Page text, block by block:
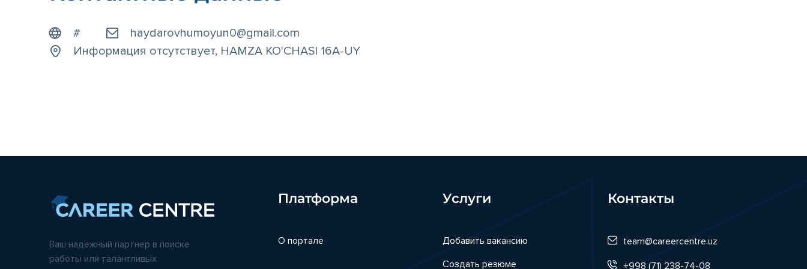
#
haydarovhumoyun0@gmail.com
Информация отсутствует, HAMZA KO'CHASI 16A-UY
Ваш надежный партнер в поиске
работы или талантливых
Платформа
О портале
Услуги
Добавить вакансию
Создать резюме
Контакты
team@careercentre.uz
+998 (71) 238-74-08